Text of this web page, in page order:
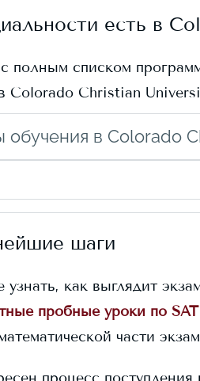
есть в
полным списком
Colorado Christian
обучения в Colorado
шаги
узнать, как выглядит
пробные уроки по SAT
части